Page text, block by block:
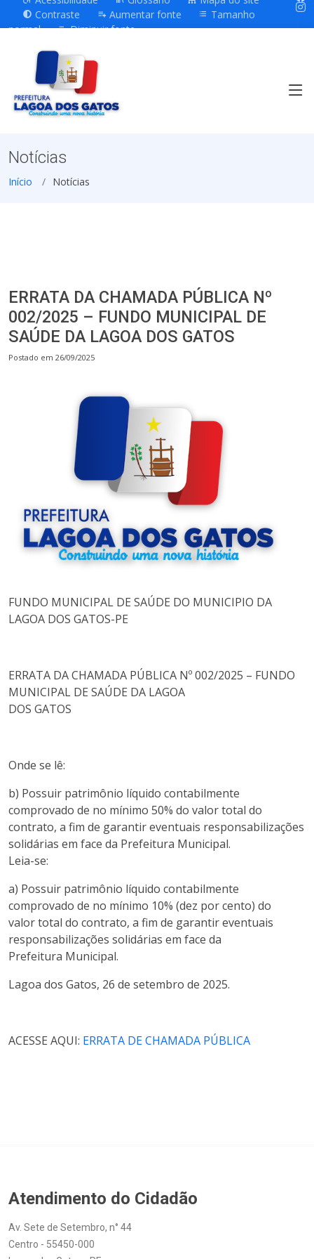
Contraste
Aumentar fonte
Tamanho
normal
Diminuir fonte
Notícias
Início Notícias
ERRATA DA CHAMADA PÚBLICA Nº
002/2025 – FUNDO MUNICIPAL DE
SAÚDE DA LAGOA DOS GATOS
Postado em 26/09/2025
FUNDO MUNICIPAL DE SAÚDE DO MUNICIPIO DA
LAGOA DOS GATOS-PE
ERRATA DA CHAMADA PÚBLICA Nº 002/2025 – FUNDO
MUNICIPAL DE SAÚDE DA LAGOA
DOS GATOS
Onde se lê:
b) Possuir patrimônio líquido contabilmente
comprovado de no mínimo 50% do valor total do
contrato, a fim de garantir eventuais responsabilizações
solidárias em face da Prefeitura Municipal.
Leia-se:
a) Possuir patrimônio líquido contabilmente
comprovado de no mínimo 10% (dez por cento) do
valor total do contrato, a fim de garantir eventuais
responsabilizações solidárias em face da
Prefeitura Municipal.
Lagoa dos Gatos, 26 de setembro de 2025.
ACESSE AQUI: ERRATA DE CHAMADA PÚBLICA
Atendimento do Cidadão
Av. Sete de Setembro, n° 44
Centro - 55450-000